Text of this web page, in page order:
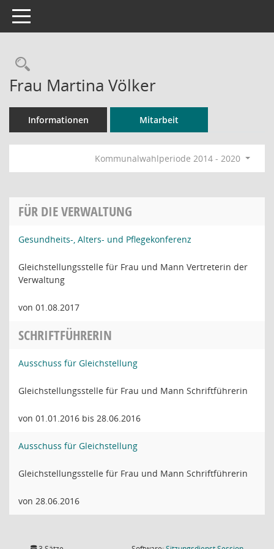
Toggle navigation
Rechercheauswahl
Frau Martina Völker
Informationen Mitarbeit
Kommunalwahlperiode 2014 - 2020
FÜR DIE VERWALTUNG
Gesundheits-, Alters- und Pflegekonferenz
Gleichstellungsstelle für Frau und Mann Vertreterin der
Verwaltung
von 01.08.2017
SCHRIFTFÜHRERIN
Ausschuss für Gleichstellung
Gleichstellungsstelle für Frau und Mann Schriftführerin
von 01.01.2016 bis 28.06.2016
Ausschuss für Gleichstellung
Gleichstellungsstelle für Frau und Mann Schriftführerin
von 28.06.2016